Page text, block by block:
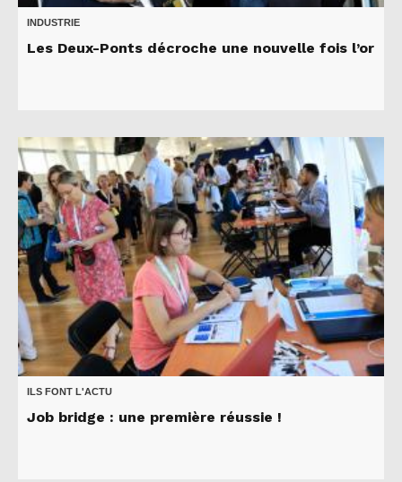
INDUSTRIE
Les Deux-Ponts décroche une nouvelle fois l’or
ILS FONT L'ACTU
Job bridge : une première réussie !